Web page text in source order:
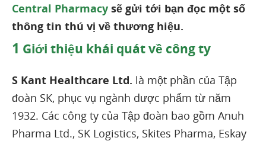
Central Pharmacy sẽ gửi tới bạn đọc một số
thông tin thú vị về thương hiệu.
1 Giới thiệu khái quát về công ty
S Kant Healthcare Ltd. là một phần của Tập
đoàn SK, phục vụ ngành dược phẩm từ năm
1932. Các công ty của Tập đoàn bao gồm Anuh
Pharma Ltd., SK Logistics, Skites Pharma, Eskay